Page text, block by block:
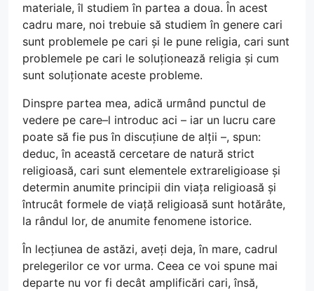
materiale, îl studiem în partea a doua. În acest
cadru mare, noi trebuie să studiem în genere cari
sunt problemele pe cari și le pune religia, cari sunt
problemele pe cari le soluționează religia și cum
sunt soluționate aceste probleme.
Dinspre partea mea, adică urmând punctul de
vedere pe care–l introduc aci – iar un lucru care
poate să fie pus în discuțiune de alții –, spun:
deduc, în această cercetare de natură strict
religioasă, cari sunt elementele extrareligioase și
determin anumite principii din viața religioasă și
întrucât formele de viață religioasă sunt hotărâte,
la rândul lor, de anumite fenomene istorice.
În lecțiunea de astăzi, aveți deja, în mare, cadrul
prelegerilor ce vor urma. Ceea ce voi spune mai
departe nu vor fi decât amplificări cari, însă,